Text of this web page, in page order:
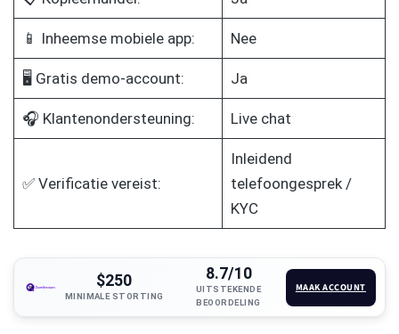
📱 Inheemse mobiele app: Nee
🖥️ Gratis demo-account: Ja
🎧 Klantenondersteuning: Live chat
✅ Verificatie vereist:
Inleidend
telefoongesprek /
KYC
$250
MINIMALE STORTING
8.7/10
UITSTEKENDE
BEOORDELING
MAAK ACCOUNT